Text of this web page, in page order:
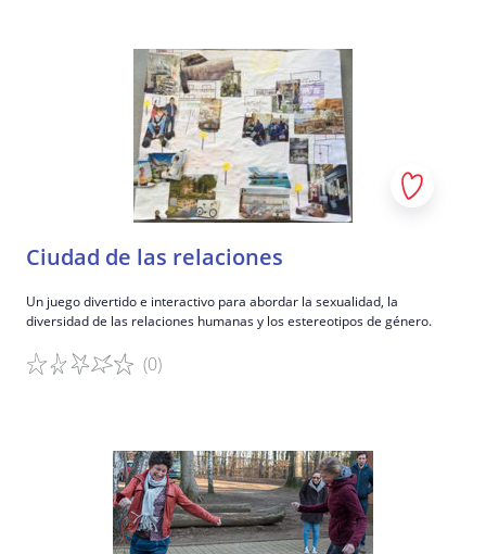
Ciudad de las relaciones
Un juego divertido e interactivo para abordar la sexualidad, la
diversidad de las relaciones humanas y los estereotipos de género.
(0)